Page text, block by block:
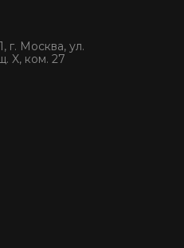
г. Москва, ул.
X, ком. 27